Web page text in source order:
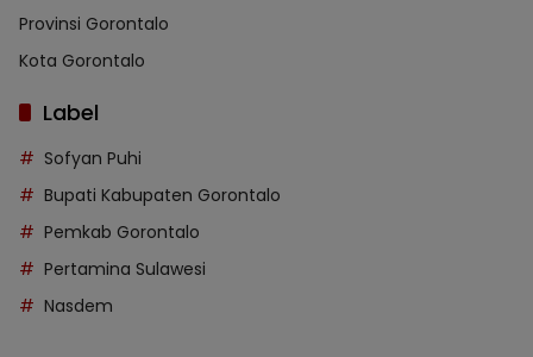
Provinsi Gorontalo
Kota Gorontalo
Label
Sofyan Puhi
Bupati Kabupaten Gorontalo
Pemkab Gorontalo
Pertamina Sulawesi
Nasdem